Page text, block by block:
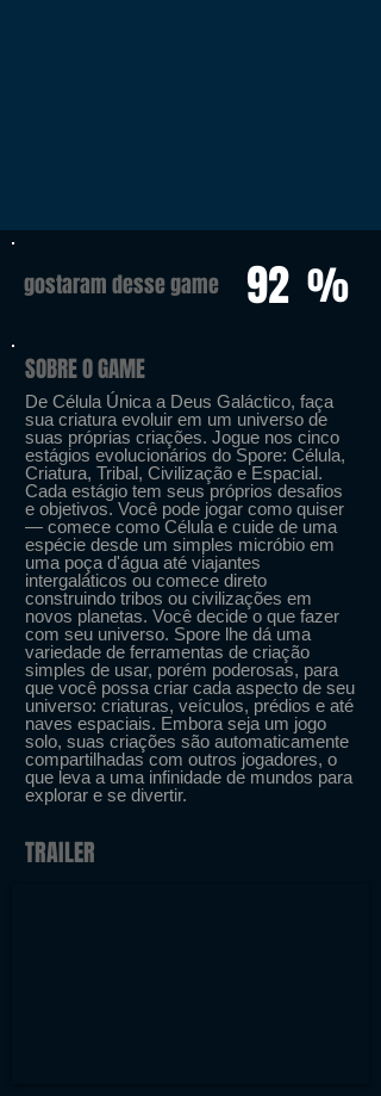
gostaram desse game 92 %
SOBRE O GAME
De Célula Única a Deus Galáctico, faça
sua criatura evoluir em um universo de
suas próprias criações. Jogue nos cinco
estágios evolucionários do Spore: Célula,
Criatura, Tribal, Civilização e Espacial.
Cada estágio tem seus próprios desafios
e objetivos. Você pode jogar como quiser
— comece como Célula e cuide de uma
espécie desde um simples micróbio em
uma poça d'água até viajantes
intergaláticos ou comece direto
construindo tribos ou civilizações em
novos planetas. Você decide o que fazer
com seu universo. Spore lhe dá uma
variedade de ferramentas de criação
simples de usar, porém poderosas, para
que você possa criar cada aspecto de seu
universo: criaturas, veículos, prédios e até
naves espaciais. Embora seja um jogo
solo, suas criações são automaticamente
compartilhadas com outros jogadores, o
que leva a uma infinidade de mundos para
explorar e se divertir.
TRAILER